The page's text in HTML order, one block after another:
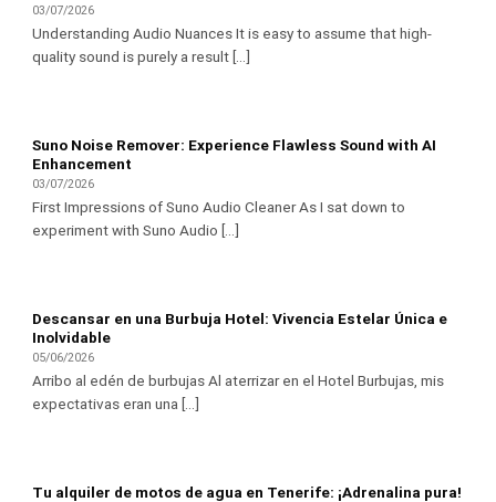
03/07/2026
Understanding Audio Nuances It is easy to assume that high-
quality sound is purely a result [...]
Suno Noise Remover: Experience Flawless Sound with AI
Enhancement
03/07/2026
First Impressions of Suno Audio Cleaner As I sat down to
experiment with Suno Audio [...]
Descansar en una Burbuja Hotel: Vivencia Estelar Única e
Inolvidable
05/06/2026
Arribo al edén de burbujas Al aterrizar en el Hotel Burbujas, mis
expectativas eran una [...]
Tu alquiler de motos de agua en Tenerife: ¡Adrenalina pura!